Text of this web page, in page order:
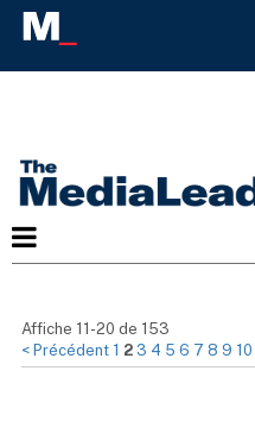
Affiche 11-20 de 153
< Précédent 1 2 3 4 5 6 7 8 9 10